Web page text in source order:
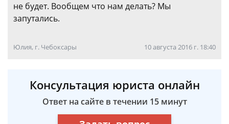
не будет. Вообщем что нам делать? Мы
запутались.
Юлия, г. Чебоксары 10 августа 2016 г. 18:40
Консультация юриста онлайн
Ответ на сайте в течении 15 минут